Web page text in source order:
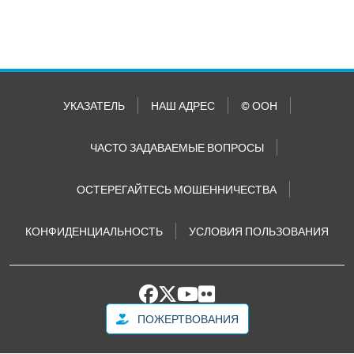
УКАЗАТЕЛЬ НАШ АДРЕС © ООН
ЧАСТО ЗАДАВАЕМЫЕ ВОПРОСЫ
ОСТЕРЕГАЙТЕСЬ МОШЕННИЧЕСТВА
КОНФИДЕНЦИАЛЬНОСТЬ УСЛОВИЯ ПОЛЬЗОВАНИЯ
ПОЖЕРТВОВАНИЯ